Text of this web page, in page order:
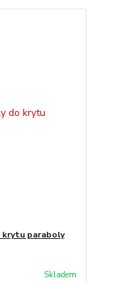
krytu paraboly
Skladem